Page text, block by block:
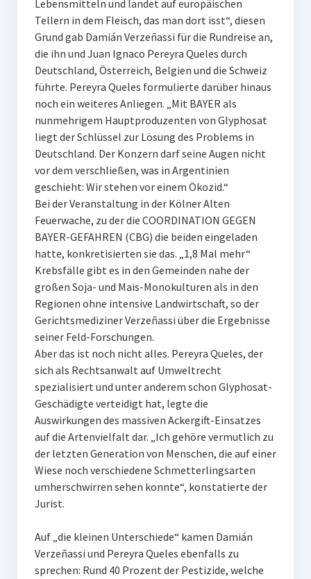
Lebensmitteln und landet auf europäischen
Tellern in dem Fleisch, das man dort isst“, diesen
Grund gab Damián Verzeñassi für die Rundreise an,
die ihn und Juan Ignaco Pereyra Queles durch
Deutschland, Österreich, Belgien und die Schweiz
führte. Pereyra Queles formulierte darüber hinaus
noch ein weiteres Anliegen. „Mit BAYER als
nunmehrigem Hauptproduzenten von Glyphosat
liegt der Schlüssel zur Lösung des Problems in
Deutschland. Der Konzern darf seine Augen nicht
vor dem verschließen, was in Argentinien
geschieht: Wir stehen vor einem Ökozid.“
Bei der Veranstaltung in der Kölner Alten
Feuerwache, zu der die COORDINATION GEGEN
BAYER-GEFAHREN (CBG) die beiden eingeladen
hatte, konkretisierten sie das. „1,8 Mal mehr“
Krebsfälle gibt es in den Gemeinden nahe der
großen Soja- und Mais-Monokulturen als in den
Regionen ohne intensive Landwirtschaft, so der
Gerichtsmediziner Verzeñassi über die Ergebnisse
seiner Feld-Forschungen.
Aber das ist noch nicht alles. Pereyra Queles, der
sich als Rechtsanwalt auf Umweltrecht
spezialisiert und unter anderem schon Glyphosat-
Geschädigte verteidigt hat, legte die
Auswirkungen des massiven Ackergift-Einsatzes
auf die Artenvielfalt dar. „Ich gehöre vermutlich zu
der letzten Generation von Menschen, die auf einer
Wiese noch verschiedene Schmetterlingsarten
umherschwirren sehen konnte“, konstatierte der
Jurist.
Auf „die kleinen Unterschiede“ kamen Damián
Verzeñassi und Pereyra Queles ebenfalls zu
sprechen: Rund 40 Prozent der Pestizide, welche